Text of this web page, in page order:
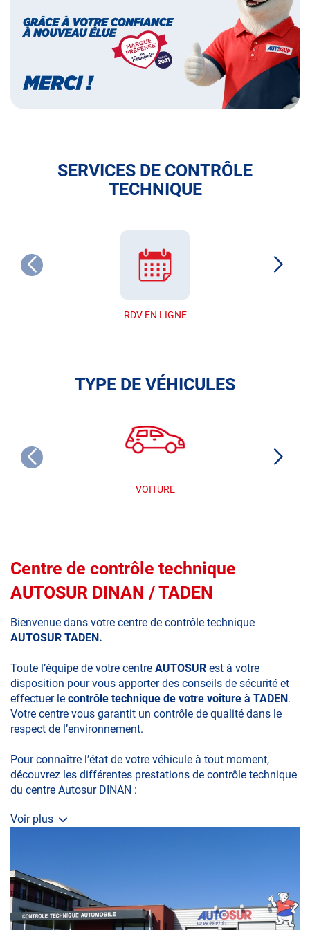
français
SERVICES DE CONTRÔLE
TECHNIQUE
RDV EN LIGNE
TYPE DE VÉHICULES
VOITURE
Centre de contrôle technique
AUTOSUR DINAN / TADEN
Bienvenue dans votre centre de contrôle technique
AUTOSUR TADEN.
Toute l’équipe de votre centre AUTOSUR est à votre
disposition pour vous apporter des conseils de sécurité et
effectuer le contrôle technique de votre voiture à TADEN .
Votre centre vous garantit un contrôle de qualité dans le
respect de l’environnement.
Pour connaître l’état de votre véhicule à tout moment,
découvrez les différentes prestations de contrôle technique
du centre Autosur DINAN :
•La visite initiale
•La Contre-visite
roues, quad, voiturette, voiture sans permis)
•Le Contrôle Technique volontaire total ou partiel
N’attendez plus pour prendre soin de votre auto et
Voir plus